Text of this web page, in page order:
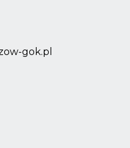
gok.pl